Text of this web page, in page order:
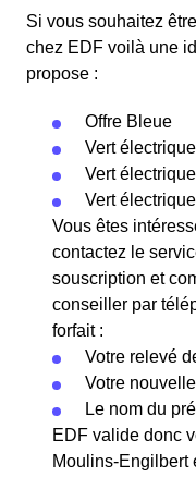
Si vous souhaitez
chez EDF voilà une
propose :
Offre Bleue
Vert électrique
Vert
Vert
Vous êtes
contactez le
souscription et
conseiller par
forfait :
Votre relevé
Votre
Le nom du
EDF valide donc
Moulins-Engilbert